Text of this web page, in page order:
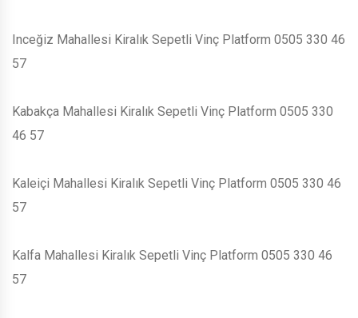
Inceğiz Mahallesi Kiralık Sepetli Vinç Platform 0505 330 46
57
Kabakça Mahallesi Kiralık Sepetli Vinç Platform 0505 330
46 57
Kaleiçi Mahallesi Kiralık Sepetli Vinç Platform 0505 330 46
57
Kalfa Mahallesi Kiralık Sepetli Vinç Platform 0505 330 46
57